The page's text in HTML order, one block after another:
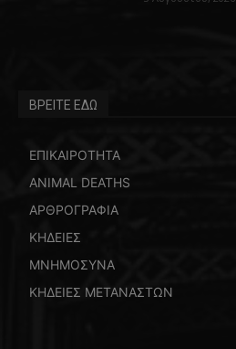
ΒΡΕΙΤΕ ΕΔΩ
ΕΠΙΚΑΙΡΟΤΗΤΑ
ANIMAL DEATHS
ΑΡΘΡΟΓΡΑΦΙΑ
ΚΗΔΕΙΕΣ
ΜΝΗΜΟΣΥΝΑ
ΚΗΔΕΙΕΣ ΜΕΤΑΝΑΣΤΩΝ